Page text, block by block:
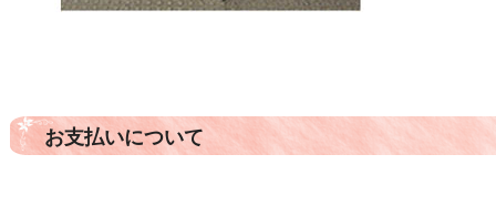
お支払いについて